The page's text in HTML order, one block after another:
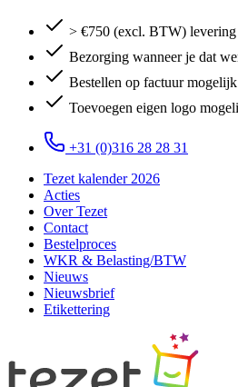
> €750 (excl. BTW) levering
Bezorging wanneer je dat
Bestellen op factuur mogelijk
Toevoegen eigen logo
+31 (0)316 28 28 31
Tezet kalender 2026
Acties
Over Tezet
Contact
Bestelproces
WKR & Belasting/BTW
Nieuws
Nieuwsbrief
Etikettering